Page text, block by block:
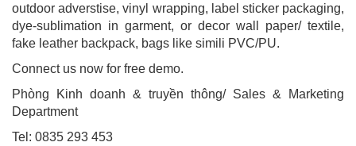
outdoor adverstise, vinyl wrapping, label sticker packaging,
dye-sublimation in garment, or decor wall paper/ textile,
fake leather backpack, bags like simili PVC/PU.
Connect us now for free demo.
Phòng Kinh doanh & truyền thông/ Sales & Marketing
Department
Tel: 0835 293 453